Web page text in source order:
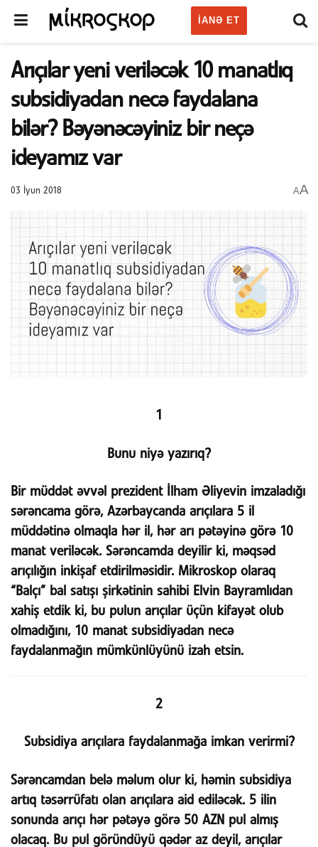
IANƏ ET
Arıçılar yeni veriləcək 10 manatlıq
subsidiyadan necə faydalana
bilər? Bəyənəcəyiniz bir neçə
ideyamız var
03 İyun 2018 AA
1
Bunu niyə yazırıq?
Bir müddət əvvəl prezident İlham Əliyevin imzaladığı
sərəncama görə, Azərbaycanda arıçılara 5 il
müddətinə olmaqla hər il, hər arı pətəyinə görə 10
manat veriləcək. Sərəncamda deyilir ki, məqsəd
arıçılığın inkişaf etdirilməsidir. Mikroskop olaraq
“Balçı” bal satışı şirkətinin sahibi Elvin Bayramlıdan
xahiş etdik ki, bu pulun arıçılar üçün kifayət olub
olmadığını, 10 manat subsidiyadan necə
faydalanmağın mümkünlüyünü izah etsin.
2
Subsidiya arıçılara faydalanmağa imkan verirmi?
Sərəncamdan belə məlum olur ki, həmin subsidiya
artıq təsərrüfatı olan arıçılara aid ediləcək. 5 ilin
sonunda arıçı hər pətəyə görə 50 AZN pul almış
olacaq. Bu pul göründüyü qədər az deyil, arıçılar